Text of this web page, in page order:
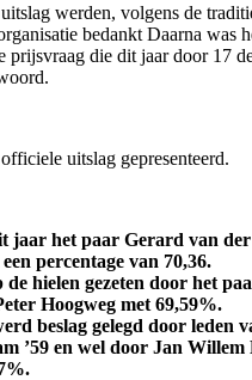
werden, volgens de
bedankt Daarna was
prijsvraag die dit jaar door 17
uitslag gepresenteerd.
jaar het paar Gerard van
percentage van 70,36.
hielen gezeten door het
Hoogweg met 69,59%.
beslag gelegd door leden
’59 en wel door Jan Willem